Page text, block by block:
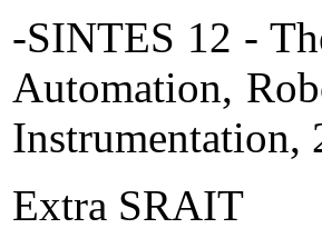
-SINTES 12 -
Automation,
Instrumentation,
Extra SRAIT